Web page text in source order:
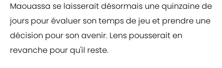
Maouassa se laisserait désormais une quinzaine de
jours pour évaluer son temps de jeu et prendre une
décision pour son avenir. Lens pousserait en
revanche pour qu'il reste.